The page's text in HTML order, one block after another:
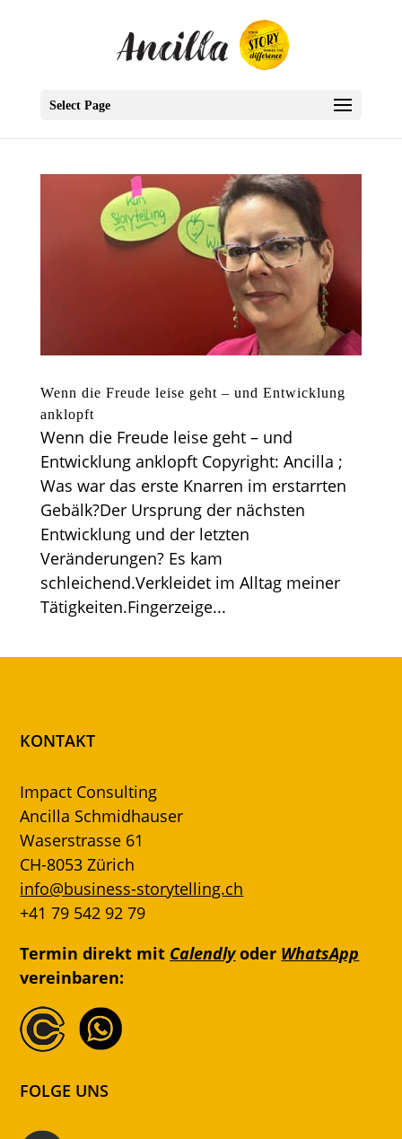
Select Page
Wenn die Freude leise geht – und Entwicklung
anklopft
Wenn die Freude leise geht – und
Entwicklung anklopft Copyright: Ancilla ;
Was war das erste Knarren im erstarrten
Gebälk?Der Ursprung der nächsten
Entwicklung und der letzten
Veränderungen? Es kam
schleichend.Verkleidet im Alltag meiner
Tätigkeiten.Fingerzeige...
KONTAKT
Impact Consulting
Ancilla Schmidhauser
Waserstrasse 61
CH-8053 Zürich
info@business-storytelling.ch
+41 79 542 92 79
Termin direkt mit Calendlyoder WhatsApp
vereinbaren:
FOLGE UNS